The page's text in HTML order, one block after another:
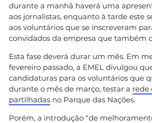
durante a manhã haverá uma
aos jornalistas, enquanto à tarde este
aos voluntários que se inscreveram
convidados da empresa que também
Esta fase deverá durar um mês. Em
fevereiro passado, a EMEL divulgou
candidaturas para os voluntários que
durante o mês de março, testar a rede
partilhadas no Parque das Nações.
Porém, a introdução “de